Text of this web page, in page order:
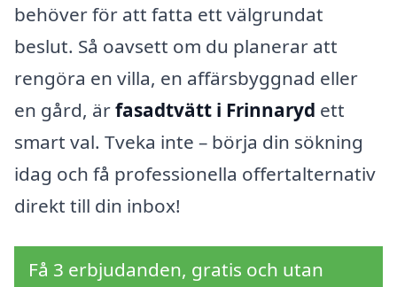
behöver för att fatta ett välgrundat
beslut. Så oavsett om du planerar att
rengöra en villa, en affärsbyggnad eller
en gård, ärfasadtvätt i Frinnaryd ett
smart val. Tveka inte – börja din sökning
idag och få professionella offertalternativ
direkt till din inbox!
Få 3 erbjudanden, gratis och utan